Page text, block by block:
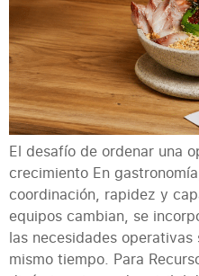
El desafío de ordenar una
crecimiento En
coordinación, rapidez y
equipos cambian, se
las necesidades
mismo tiempo. Para